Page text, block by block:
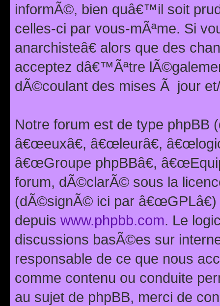
informÃ©, bien quâ€™il soit
celles-ci par vous-mÃªme. Si
anarchisteâ€ alors que des
acceptez dâ€™Ãªtre
dÃ©coulant des mises Ã jour
Notre forum est de type phpBB
â€œeuxâ€, â€œleurâ€,
â€œGroupe phpBBâ€,
forum, dÃ©clarÃ© sous la
(dÃ©signÃ© ici par
depuis www.phpbb.com. Le
discussions basÃ©es sur
responsable de ce que nous
comme contenu ou conduite
au sujet de phpBB, merci de